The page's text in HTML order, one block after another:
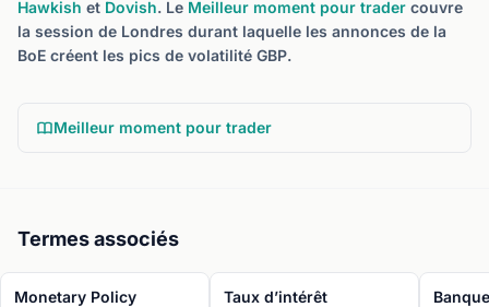
Hawkish et Dovish. Le Meilleur moment pour trader couvre
la session de Londres durant laquelle les annonces de la
BoE créent les pics de volatilité GBP.
Meilleur moment pour trader
Termes associés
Monetary Policy
Taux d’intérêt